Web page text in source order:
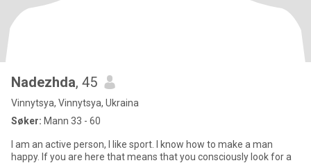
Nadezhda, 45
Vinnytsya, Vinnytsya, Ukraina
Søker: Mann 33 - 60
I am an active person, I like sport. I know how to make a man
happy. If you are here that means that you consciously look for a